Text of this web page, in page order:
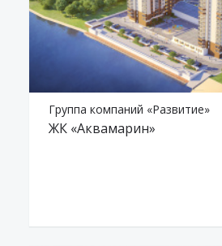
Группа компаний «Развитие»
ЖК «Аквамарин»